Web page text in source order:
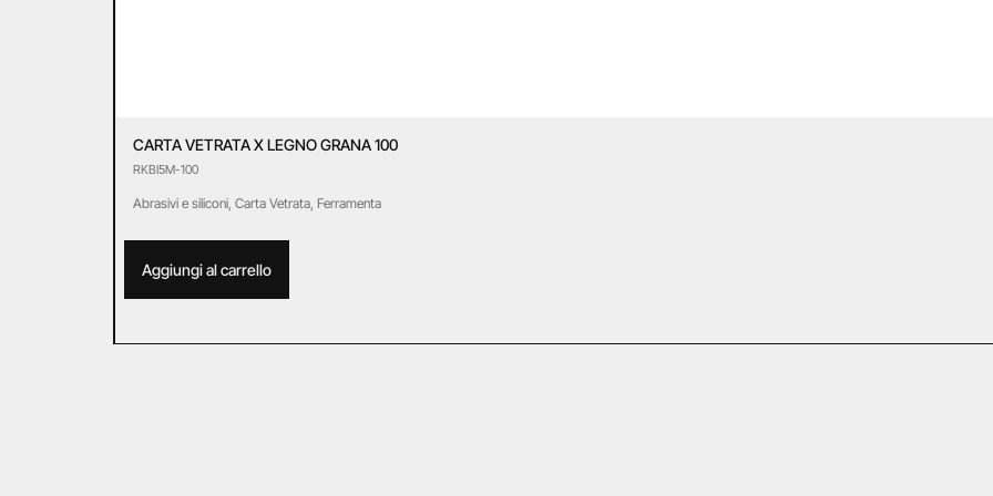
CARTA VETRATA X LEGNO GRANA 100
RKBI5M-100
Abrasivi e siliconi, Carta Vetrata, Ferramenta
Aggiungi al carrello